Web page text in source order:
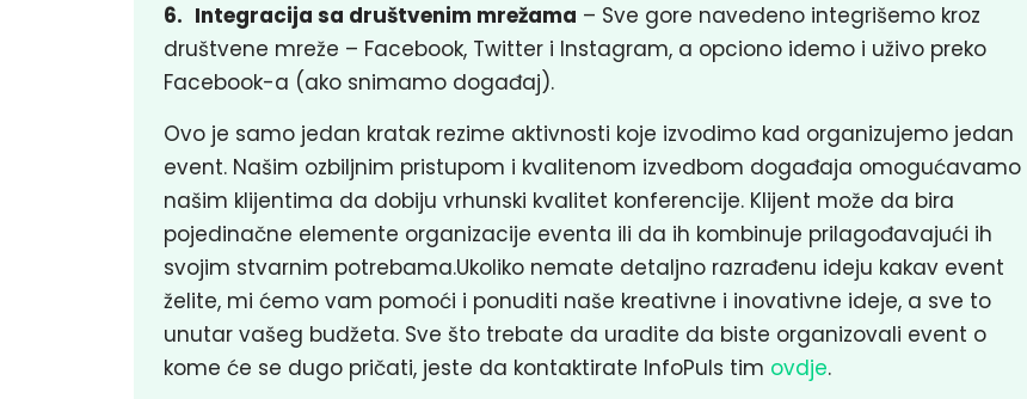
6. Integracija sa društvenim mrežama – Sve gore navedeno integrišemo kroz
društvene mreže – Facebook, Twitter i Instagram, a opciono idemo i uživo preko
Facebook-a (ako snimamo događaj).
Ovo je samo jedan kratak rezime aktivnosti koje izvodimo kad organizujemo jedan
event. Našim ozbiljnim pristupom i kvalitenom izvedbom događaja omogućavamo
našim klijentima da dobiju vrhunski kvalitet konferencije. Klijent može da bira
pojedinačne elemente organizacije eventa ili da ih kombinuje prilagođavajući ih
svojim stvarnim potrebama.Ukoliko nemate detaljno razrađenu ideju kakav event
želite, mi ćemo vam pomoći i ponuditi naše kreativne i inovativne ideje, a sve to
unutar vašeg budžeta. Sve što trebate da uradite da biste organizovali event o
kome će se dugo pričati, jeste da kontaktirate InfoPuls tim ovdje.